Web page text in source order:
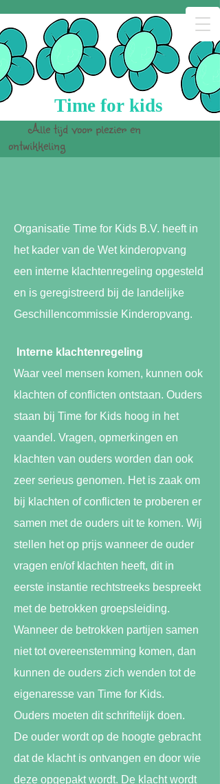
Alle tijd voor plezier en
ontwikkeling
Time for kids
Organisatie Time for Kids B.V. heeft in
het kader van de Wet kinderopvang
een interne klachtenregeling opgesteld
en is geregistreerd bij de landelijke
Geschillencommissie Kinderopvang.
Interne klachtenregeling
Waar veel mensen komen, kunnen ook
klachten of co​nflicten ontstaan. Ouders
staan bij Time for Kids hoog in het
vaandel. Vragen, opmerkingen en
klachten van ouders worden d​an ook
zeer serieus genomen. Het is zaak om
bij klachten of conflicten te proberen er
samen met de ouders uit te komen. Wij
stellen het op prijs wanneer de ouder
vragen en/of klachten heeft, dit in
eerste instantie rechtstreeks bespreekt
met de betrokken groepsleiding.
Wanneer de betrokken partijen samen
niet tot overeenstemming komen, dan
kunnen de ouders zich wenden tot de
eigenaresse van Time for Kids.
Ouders moeten dit schriftelijk doen.
De ouder wordt op de hoogte gebracht
dat de klacht is ontvangen en door wie
deze opgepakt wordt. De klacht wordt